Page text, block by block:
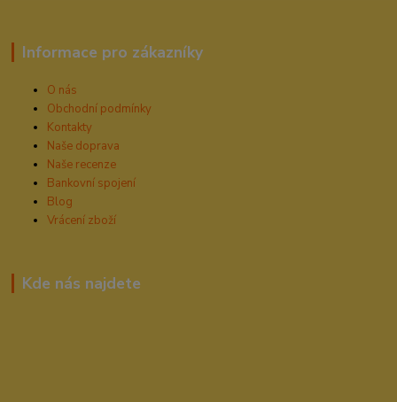
Informace pro zákazníky
O nás
Obchodní podmínky
Kontakty
Naše doprava
Naše recenze
Bankovní spojení
Blog
Vrácení zboží
Kde nás najdete